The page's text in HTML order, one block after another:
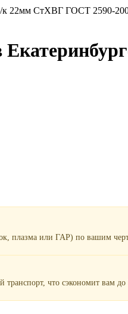
к 22мм СтХВГ ГОСТ 2590-
плазма или ГАР) по вашим
что сэкономит вам до